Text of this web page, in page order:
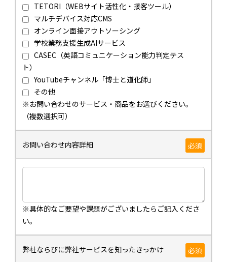
TETORI（WEBサイト活性化・接客ツール）
マルチデバイス対応CMS
オンライン面接アウトソーシング
学校業務支援生成AIサービス
CASEC（英語コミュニケーション能力判定テス
ト）
YouTubeチャンネル「博士と道化師」
その他
※お問い合わせのサービス・商品をお選びください。
（複数選択可）
お問い合わせ内容詳細 必須
※具体的なご要望や課題がございましたらご記入くださ
い。
弊社ならびに弊社サービスを知ったきっかけ 必須